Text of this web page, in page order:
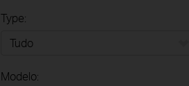
Type:
Modelo: